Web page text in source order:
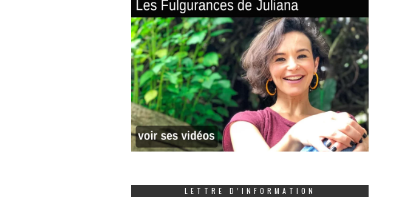
LETTRE D’INFORMATION